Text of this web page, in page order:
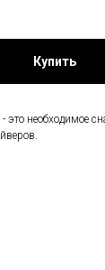
Купить
это необходимое